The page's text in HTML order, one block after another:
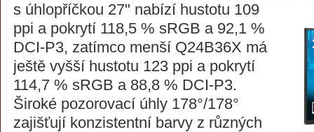
s úhlopříčkou 27" nabízí hustotu 109
ppi a pokrytí 118,5 % sRGB a 92,1 %
DCI-P3, zatímco menší Q24B36X má
ještě vyšší hustotu 123 ppi a pokrytí
114,7 % sRGB a 88,8 % DCI-P3.
Široké pozorovací úhly 178°/178°
zajišťují konzistentní barvy z různých